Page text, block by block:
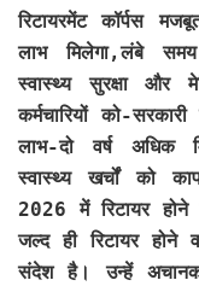
रिटायरमेंट कॉर्पस
लाभ मिलेगा,लंबे
स्वास्थ्य सुरक्षा
कर्मचारियों को-
लाभ-दो वर्ष अधिक
स्वास्थ्य खर्चों
2026 में रिटायर होने
जल्द ही रिटायर
संदेश है। उन्हें